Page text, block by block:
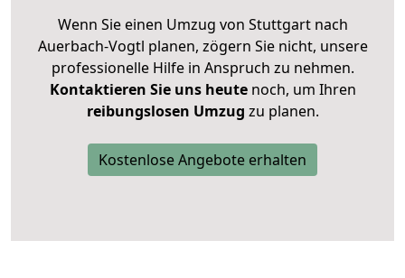
Wenn Sie einen Umzug von Stuttgart nach
Auerbach-Vogtl planen, zögern Sie nicht, unsere
professionelle Hilfe in Anspruch zu nehmen.
Kontaktieren Sie uns heutenoch, um Ihren
reibungslosen Umzug zu planen.
Kostenlose Angebote erhalten